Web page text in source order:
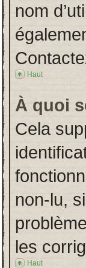
nom
Haut
À quoi
Cela
non-lu,
les
Haut